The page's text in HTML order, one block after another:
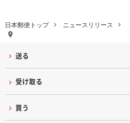
日本郵便トップ ニュースリリース
送る
受け取る
買う